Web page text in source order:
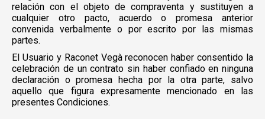
relación con el objeto de compraventa y sustituyen a
cualquier otro pacto, acuerdo o promesa anterior
convenida verbalmente o por escrito por las mismas
partes.
El Usuario y Raconet Vegà reconocen haber consentido la
celebración de un contrato sin haber confiado en ninguna
declaración o promesa hecha por la otra parte, salvo
aquello que figura expresamente mencionado en las
presentes Condiciones.